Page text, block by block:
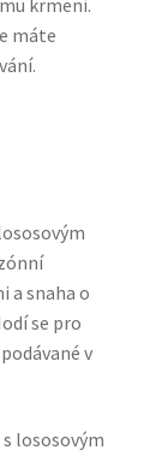
máte
a snaha o
se pro
v
s lososovým